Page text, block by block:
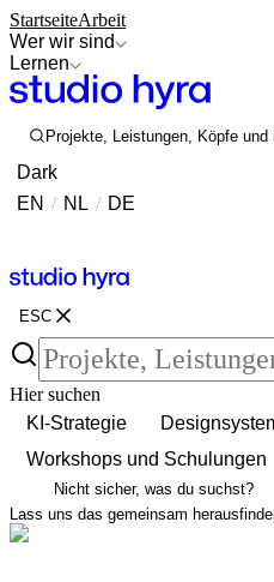
StartseiteArbeit
Wer wir sind
Lernen
Projekte, Leistungen, Köpfe und
Dark
EN / NL / DE
ESC
Hier suchen
KI-Strategie
Workshops und Schulungen
Nicht sicher, was du suchst?
Lass uns das gemeinsam